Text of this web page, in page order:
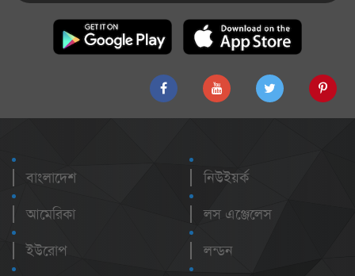
বাংলাদেশ
আমেরিকা
ইউরোপ
নিউইয়র্ক
লস এঞ্জেলেস
লন্ডন